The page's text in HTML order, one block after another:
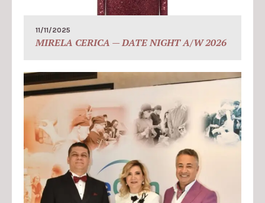
11/11/2025
MIRELA CERICA — DATE NIGHT A/W 2026